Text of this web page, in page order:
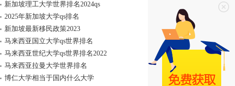
新加坡理工大学世界排名2024qs
2025年新加坡大学qs排名
新加坡最新移民政策2023
马来西亚国立大学qs世界排名
马来西亚世纪大学qs世界排名2022
马来西亚拉曼大学世界排名
博仁大学相当于国内什么大学